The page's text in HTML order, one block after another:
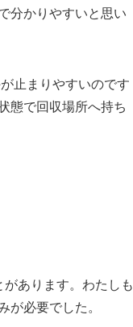
分かりやすいと思い
止まりやすいのです
態で回収場所へ持ち
あります。わたしも
必要でした。